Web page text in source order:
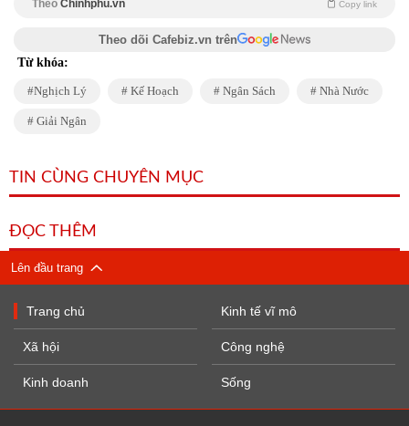
Theo Chinhphu.vn Copy link
Theo dõi Cafebiz.vn trên
Từ khóa:
Nghịch Lý Kế Hoạch Ngân Sách Nhà Nước
Giải Ngân
TIN CÙNG CHUYÊN MỤC
ĐỌC THÊM
Lên đầu trang
Trang chủ
Xã hội
Kinh doanh
Kinh tế vĩ mô
Công nghệ
Sống